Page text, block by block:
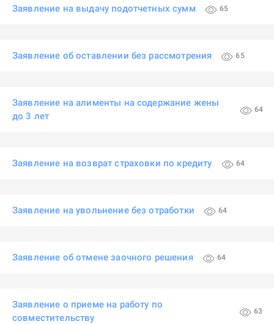
Заявление на выдачу подотчетных сумм 65
Заявление об оставлении без рассмотрения 65
Заявление на алименты на содержание жены
до 3 лет
64
Заявление на возврат страховки по кредиту 64
Заявление на увольнение без отработки 64
Заявление об отмене заочного решения 64
Заявление о приеме на работу по
совместительству
63